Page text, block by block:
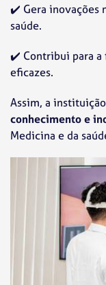
✔️ Gera inovações
saúde.
✔️ Contribui para
eficazes.
Assim, a
conhecimento e
Medicina e da